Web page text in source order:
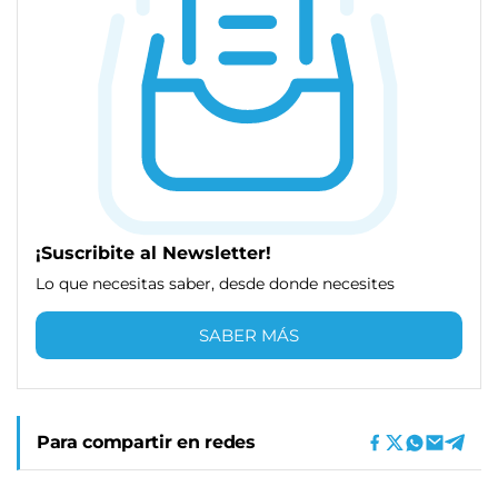
¡Suscribite al Newsletter!
Lo que necesitas saber, desde donde necesites
SABER MÁS
Para compartir en redes